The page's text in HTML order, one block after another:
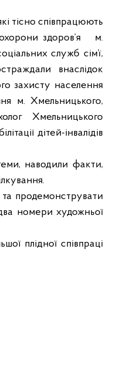
тісно співпрацюють
здоров’я
м.
служб сім’ї,
внаслідок
захисту населення
м. Хмельницького,
Хмельницького
дітей-інвалідів
наводили факти,
продемонструвати
номери художньої
плідної співпраці